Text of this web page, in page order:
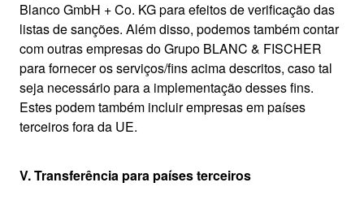
Blanco GmbH + Co. KG para efeitos de verificação das
listas de sanções. Além disso, podemos também contar
com outras empresas do Grupo BLANC & FISCHER
para fornecer os serviços/fins acima descritos, caso tal
seja necessário para a implementação desses fins.
Estes podem também incluir empresas em países
terceiros fora da UE.
V. Transferência para países terceiros